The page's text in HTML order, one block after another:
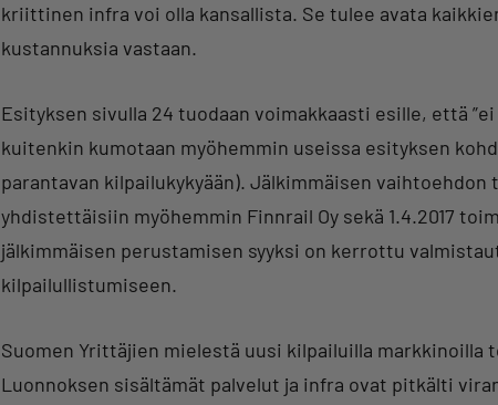
kriittinen infra voi olla kansallista. Se tulee avata
kustannuksia vastaan.
Esityksen sivulla 24 tuodaan voimakkaasti esille, että
kuitenkin kumotaan myöhemmin useissa esityksen
parantavan kilpailukykyään). Jälkimmäisen
yhdistettäisiin myöhemmin Finnrail Oy sekä 1.4.2017
jälkimmäisen perustamisen syyksi on kerrottu
kilpailullistumiseen.
Suomen Yrittäjien mielestä uusi kilpailuilla
Luonnoksen sisältämät palvelut ja infra ovat pitkälti